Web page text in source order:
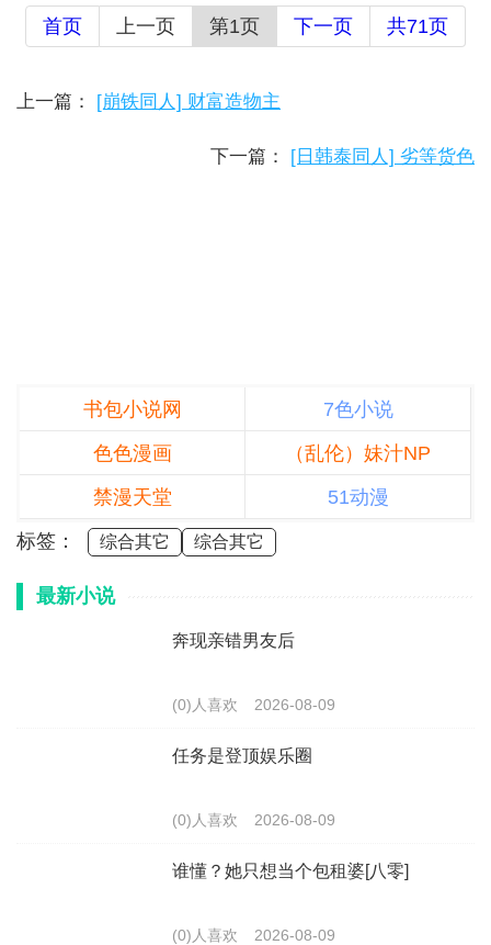
首页 上一页 第1页 下一页 共71页
上一篇： [崩铁同人] 财富造物主
下一篇： [日韩泰同人] 劣等货色
书包小说网
7色小说
色色漫画
（乱伦）妹汁NP
禁漫天堂
51动漫
标签：
综合其它 综合其它
最新小说
奔现亲错男友后
(0)人喜欢 2026-08-09
任务是登顶娱乐圈
(0)人喜欢 2026-08-09
谁懂？她只想当个包租婆[八零]
(0)人喜欢 2026-08-09